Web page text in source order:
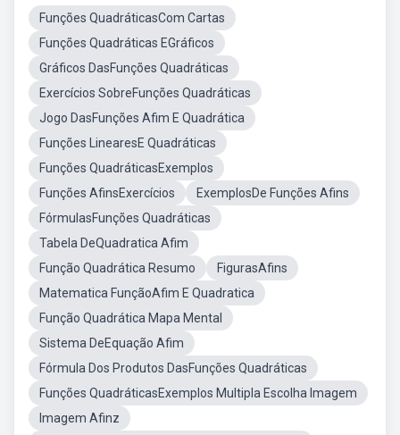
Funções QuadráticasCom Cartas
Funções Quadráticas EGráficos
Gráficos DasFunções Quadráticas
Exercícios SobreFunções Quadráticas
Jogo DasFunções Afim E Quadrática
Funções LinearesE Quadráticas
Funções QuadráticasExemplos
Funções AfinsExercícios
ExemplosDe Funções Afins
FórmulasFunções Quadráticas
Tabela DeQuadratica Afim
Função Quadrática Resumo
FigurasAfins
Matematica FunçãoAfim E Quadratica
Função Quadrática Mapa Mental
Sistema DeEquação Afim
Fórmula Dos Produtos DasFunções Quadráticas
Funções QuadráticasExemplos Multipla Escolha Imagem
Imagem Afinz